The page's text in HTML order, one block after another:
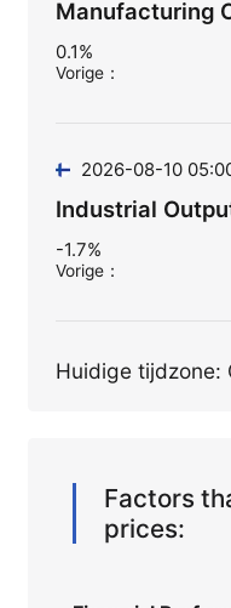
Manufacturing
0.1%
Vorige：
2026-08-10
Industrial
-1.7%
Vorige：
Huidige tijdzone:
Factors
prices: